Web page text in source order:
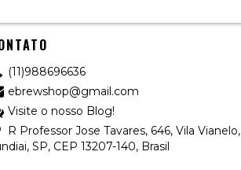
(11)988696636
ebrewshop@gmail.com
Visite o nosso Blog!
R Professor Jose Tavares, 646, Vila Vianelo,
SP, CEP 13207-140, Brasil